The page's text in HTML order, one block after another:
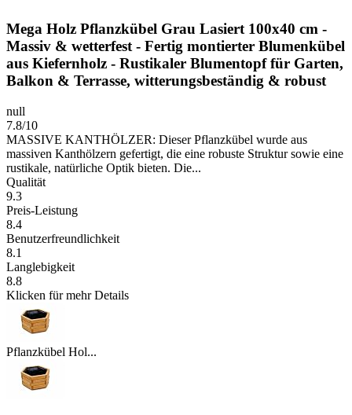
Mega Holz Pflanzkübel Grau Lasiert 100x40 cm -
Massiv & wetterfest - Fertig montierter Blumenkübel
aus Kiefernholz - Rustikaler Blumentopf für Garten,
Balkon & Terrasse, witterungsbeständig & robust
null
7.8/10
MASSIVE KANTHÖLZER: Dieser Pflanzkübel wurde aus
massiven Kanthölzern gefertigt, die eine robuste Struktur sowie eine
rustikale, natürliche Optik bieten. Die...
Qualität
9.3
Preis-Leistung
8.4
Benutzerfreundlichkeit
8.1
Langlebigkeit
8.8
Klicken für mehr Details
Pflanzkübel Hol...